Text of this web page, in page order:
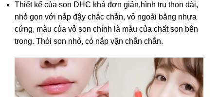
Thiết kế của son DHC khá đơn giản,hình trụ thon dài,
nhỏ gọn với nắp đậy chắc chắn, vỏ ngoài bằng nhựa
cứng, màu của vỏ son chính là màu của chất son bên
trong. Thỏi son nhỏ, có nắp vặn chắn chắn.